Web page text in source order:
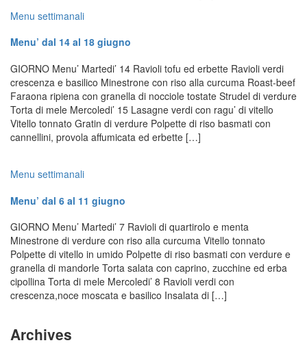
Menu settimanali
Menu’ dal 14 al 18 giugno
GIORNO Menu’ Martedi’ 14 Ravioli tofu ed erbette Ravioli verdi
crescenza e basilico Minestrone con riso alla curcuma Roast-beef
Faraona ripiena con granella di nocciole tostate Strudel di verdure
Torta di mele Mercoledi’ 15 Lasagne verdi con ragu’ di vitello
Vitello tonnato Gratin di verdure Polpette di riso basmati con
cannellini, provola affumicata ed erbette […]
Menu settimanali
Menu’ dal 6 al 11 giugno
GIORNO Menu’ Martedi’ 7 Ravioli di quartirolo e menta
Minestrone di verdure con riso alla curcuma Vitello tonnato
Polpette di vitello in umido Polpette di riso basmati con verdure e
granella di mandorle Torta salata con caprino, zucchine ed erba
cipollina Torta di mele Mercoledi’ 8 Ravioli verdi con
crescenza,noce moscata e basilico Insalata di […]
Archives